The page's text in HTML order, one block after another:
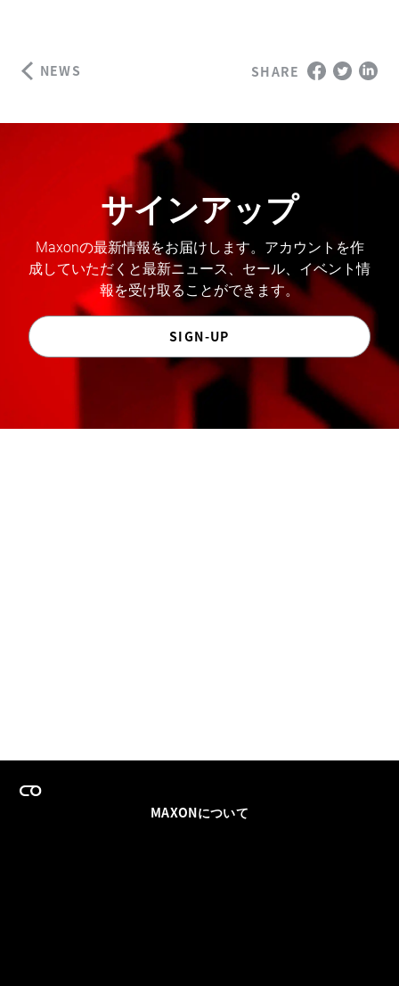
NEWS SHARE
サインアップ
Maxonの最新情報をお届けします。アカウントを作
成していただくと最新ニュース、セール、イベント情
報を受け取ることができます。
SIGN-UP
MAXONについて